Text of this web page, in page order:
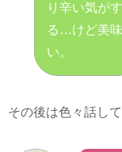
り辛い気がす
る…けど美味
い。
その後は色々話して